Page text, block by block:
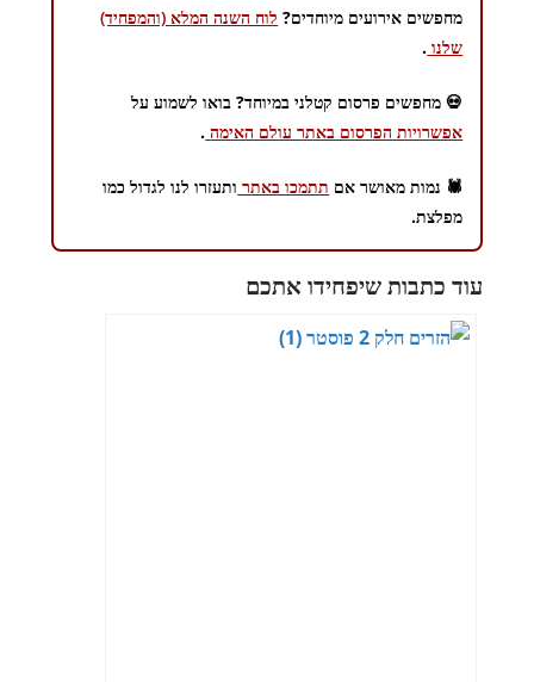
מחפשים אירועים מיוחדים? לוח השנה המלא (והמפחיד)
שלנו .
💀 מחפשים פרסום קטלני במיוחד? בואו לשמוע על
אפשרויות הפרסום באתר עולם האימה .
🕷️ נמות מאושר אם תתמכו באתר ותעזרו לנו לגדול כמו
מפלצת.
עוד כתבות שיפחידו אתכם